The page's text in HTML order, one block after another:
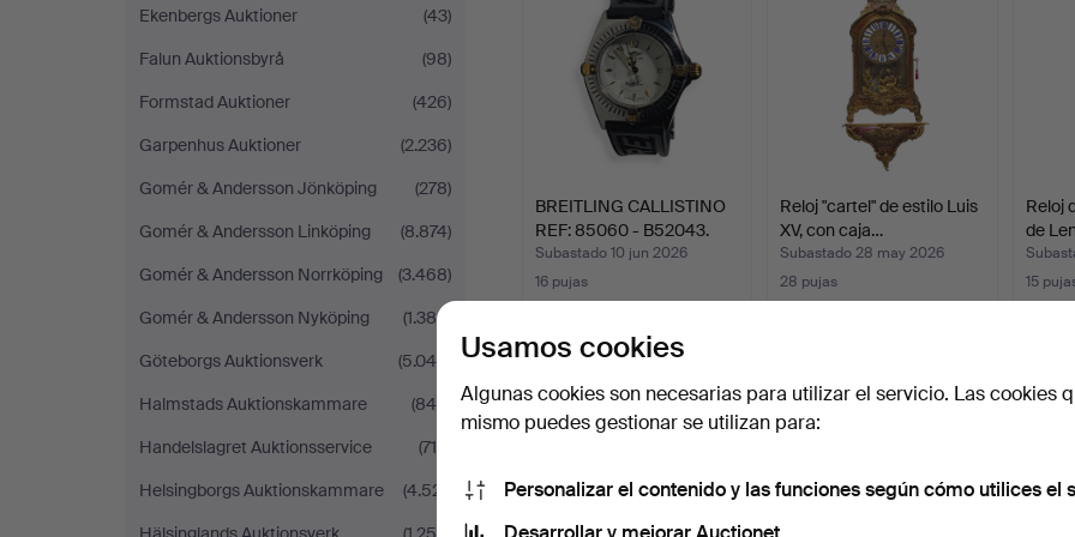
Ekenbergs Auktioner
(43)
Falun Auktionsbyrå
(98)
Formstad Auktioner
(426)
Garpenhus Auktioner
(2.236)
Gomér & Andersson Jönköping
(278)
Gomér & Andersson Linköping
(8.874)
Gomér & Andersson Norrköping
(3.468)
Gomér & Andersson Nyköping
(1.384)
Göteborgs Auktionsverk
(5.044)
Halmstads Auktionskammare
(849)
Handelslagret Auktionsservice
(716)
Helsingborgs Auktionskammare
(4.521)
BREITLING CALLISTINO
REF: 85060 - B52043.
Subastado 10 jun 2026
16 pujas
185 USD
Reloj "cartel" de estilo Luis
XV, con caja…
Subastado 28 may 2026
28 pujas
1.157 USD
Reloj
de
15
984
Usamos cookies
Algunas cookies son necesarias para utilizar el servicio. Las cookies
mismo puedes gestionar se utilizan para:
Personalizar el contenido y las funciones según cómo utilices el